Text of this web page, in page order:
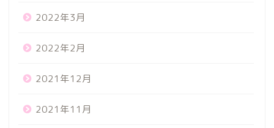
2022年3月
2022年2月
2021年12月
2021年11月